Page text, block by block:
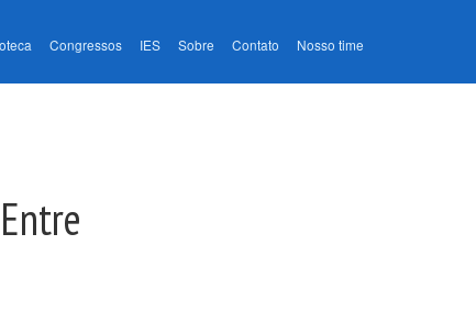
Congressos IES Sobre Contato Nosso time